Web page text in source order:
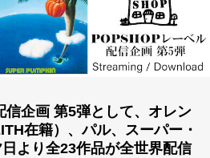
信企画 第5弾として、オレン
在籍）、パル、スーパー・
より全23作品が全世界配信